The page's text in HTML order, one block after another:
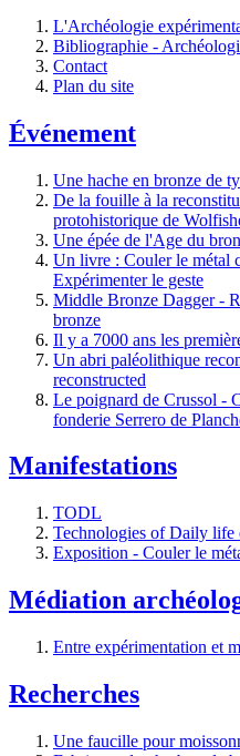
L'Archéologie
Bibliographie -
Contact
Plan du site
Événement
Une hache en bronze de
De la fouille à la
protohistorique de
Une épée de l'Age du
Un livre : Couler le métal
Expérimenter le geste
Middle Bronze Dagger -
bronze
Il y a 7000 ans les
Un abri paléolithique
reconstructed
Le poignard de Crussol -
fonderie Serrero de
Manifestations
TODL
Technologies of Daily life
Exposition - Couler le
Médiation
Entre expérimentation et
Recherches
Une faucille pour